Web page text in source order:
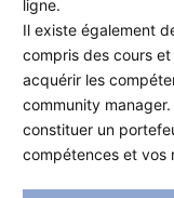
ligne.
Il existe également
compris des cours
acquérir les
community
constituer un
compétences et vos